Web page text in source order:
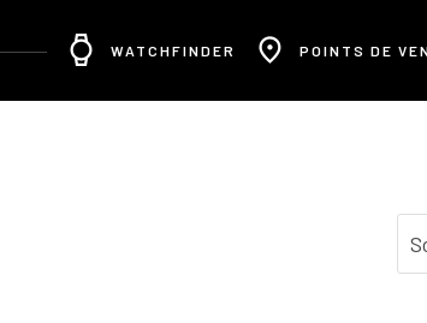
WATCHFINDER POINTS DE